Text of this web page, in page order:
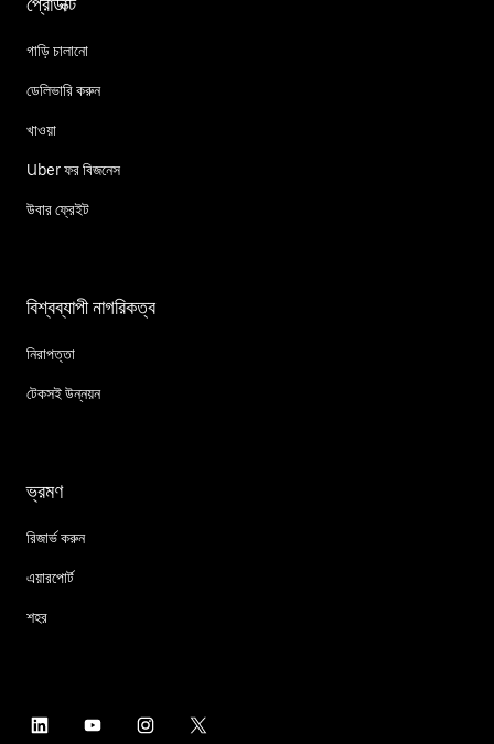
গাড়ি চালানো
ডেলিভারি করুন
খাওয়া
Uber ফর বিজনেস
উবার ফ্রেইট
বিশ্বব্যাপী নাগরিকত্ব
নিরাপত্তা
টেকসই উন্নয়ন
ভ্রমণ
রিজার্ভ করুন
এয়ারপোর্ট
শহর